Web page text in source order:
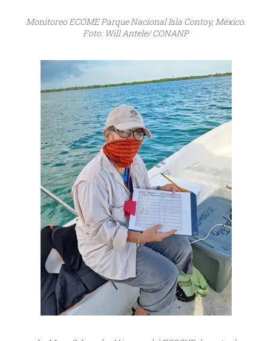
Monitoreo ECOME Parque Nacional Isla Contoy, México.
Foto: Will Antele/ CONANP